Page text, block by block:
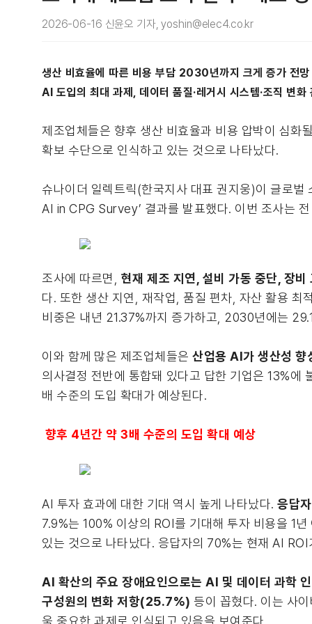
2026-06-16 신윤오 기자, yoshin@elec4.co.kr
생산 비효율에 따른 비용 부담 2030년까지 크게 증가 전망
AI 도입의 최대 과제, 데이터 품질·레거시 시스템·조직 변화
제조업체들은 향후 생산 비효율과 비용 압박이 심
확보 수단으로 인식하고 있는 것으로 나타났다.
슈나이더 일렉트릭(한국지사 대표 권지웅)이 글로
AI in CPG Survey’ 결과를 발표했다. 이번 조사는
조사에 따르면, 현재 제조 지연, 설비 가동 중단, 장
다. 또한 생산 지연, 재작업, 품질 편차, 자산 활용 최
비중은 내년 21.37%까지 증가하고, 2030년에는
이와 함께 많은 제조업체들은 산업용 AI가 생산성 향
의사결정 전반에 통합돼 있다고 답한 기업은 13%
배 수준의 도입 확대가 예상된다.
향후 4년간 약 3배 수준의 도입 확대 예상
AI 투자 효과에 대한 기대 역시 높게 나타났다. 응답
7.9%는 100% 이상의 ROI를 기대해 투자 비용을 1
있는 것으로 나타났다. 응답자의 70%는 현재 AI
AI 확산의 주요 장애요인으로는 AI 및 데이터 과
구성원의 변화 저항(25.7%) 등이 꼽혔다. 이는 사
욱 중요한 과제로 인식되고 있음을 보여준다.